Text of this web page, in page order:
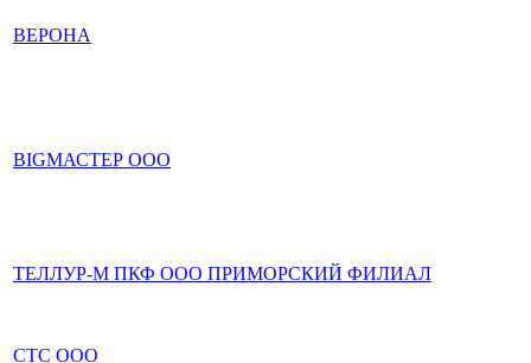
ВЕРОНА
BIGМАСТЕР ООО
ТЕЛЛУР-М ПКФ ООО ПРИМОРСКИЙ ФИЛИАЛ
СТС ООО